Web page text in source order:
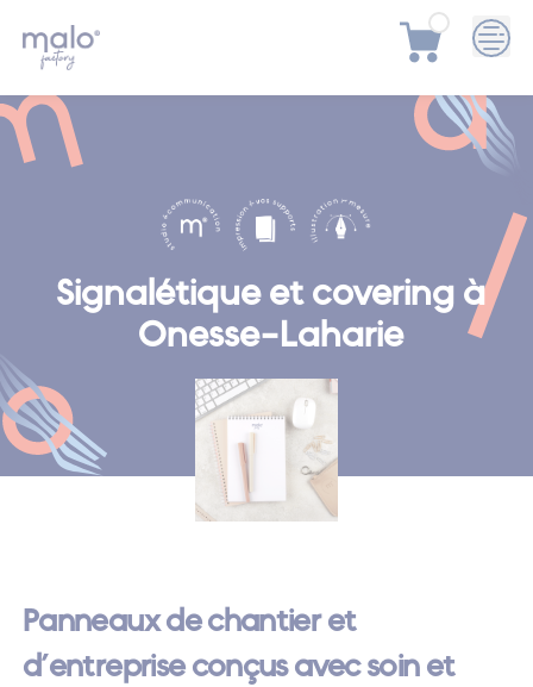
content
Signalétique et covering à
Onesse-Laharie
Panneaux de chantier et
d’entreprise conçus avec soin et